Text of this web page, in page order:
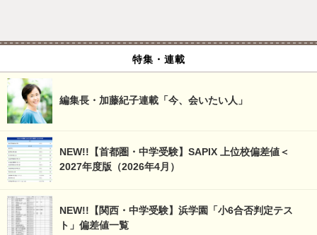
特集・連載
編集長・加藤紀子連載「今、会いたい人」
NEW!!【首都圏・中学受験】SAPIX 上位校偏差値＜
2027年度版（2026年4月）
NEW!!【関西・中学受験】浜学園「小6合否判定テス
ト」偏差値一覧